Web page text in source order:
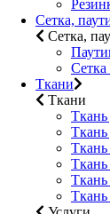
Сетка,
Сетка,
Сетка
Ткани
Ткани
Ткань
Ткань
Ткань
Ткань